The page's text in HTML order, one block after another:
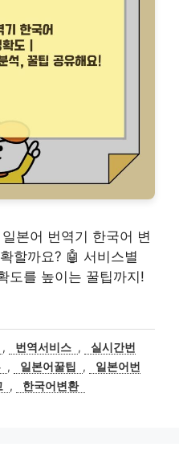
본어 번역기 한국어 변
할까요? 🤖 서비스별
도를 높이는 꿀팁까지!
, 번역서비스 ,
실시간번
, 일본어꿀팁 ,
일본어번
, 한국어변환